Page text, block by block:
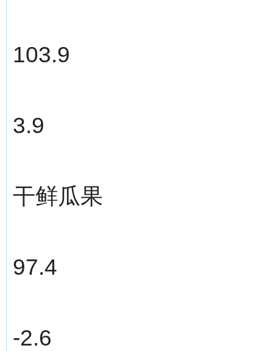
103.9
3.9
干鲜瓜果
97.4
-2.6